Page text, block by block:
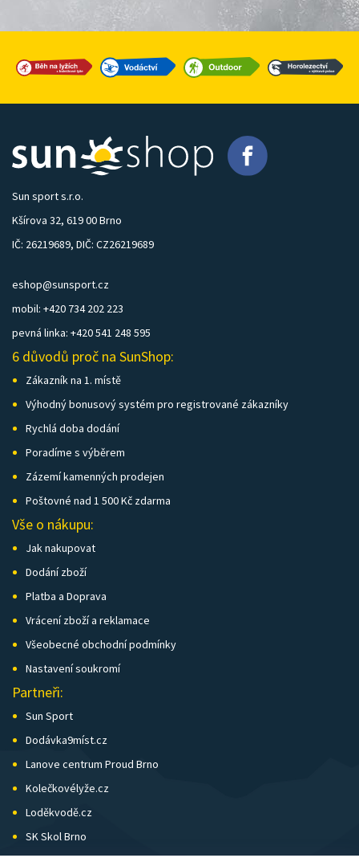
Sun sport s.r.o.
Kšírova 32, 619 00 Brno
IČ: 26219689, DIČ: CZ26219689
eshop@sunsport.cz
mobil: +420 734 202 223
pevná linka: +420 541 248 595
6 důvodů proč na SunShop:
Zákazník na 1. místě
Výhodný bonusový systém pro registrované zákazníky
Rychlá doba dodání
Poradíme s výběrem
Zázemí kamenných prodejen
Poštovné nad 1 500 Kč zdarma
Vše o nákupu:
Jak nakupovat
Dodání zboží
Platba a Doprava
Vrácení zboží a reklamace
Všeobecné obchodní podmínky
Nastavení soukromí
Partneři:
Sun Sport
Dodávka9míst.cz
Lanove centrum Proud Brno
Kolečkovélyže.cz
Loděkvodě.cz
SK Skol Brno